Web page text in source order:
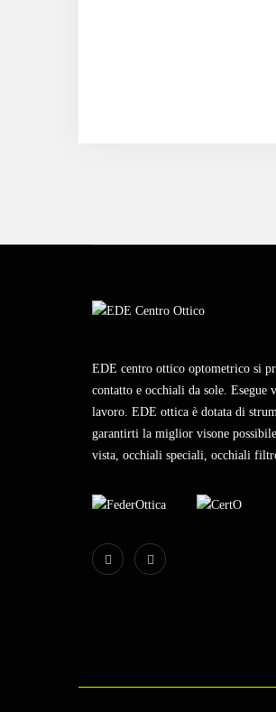
EDE centro ottico optometrico si
contatto e occhiali da sole.
lavoro. EDE ottica è dotata di
garantirti la miglior visone
vista, occhiali speciali, occhiali